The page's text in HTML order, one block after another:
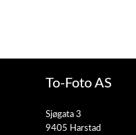
To-Foto AS
Sjøgata 3
9405 Harstad